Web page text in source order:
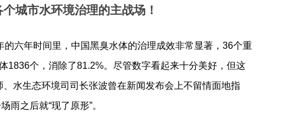
城市水环境治理的主战场！
六年时间里，中国黑臭水体的治理成效非常显著，36个重
1836个，消除了81.2%。尽管数字看起来十分美好，但这
水生态环境司司长张波曾在新闻发布会上不留情面地指
之后就“现了原形”。